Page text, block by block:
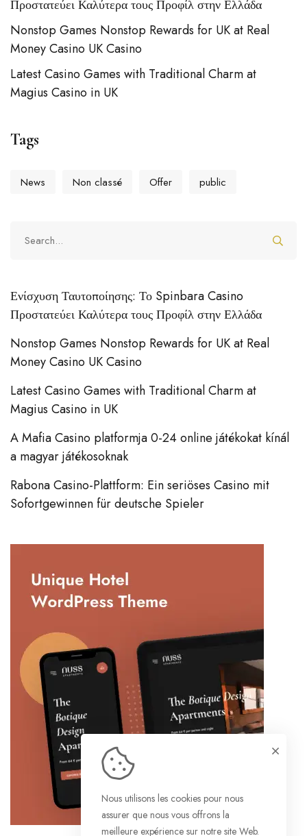
Προστατεύει Καλύτερα τους Προφίλ στην Ελλάδα
Nonstop Games Nonstop Rewards for UK at Real
Money Casino UK Casino
Latest Casino Games with Traditional Charm at
Magius Casino in UK
Tags
News Non classé Offer public
Ενίσχυση Ταυτοποίησης: Το Spinbara Casino
Προστατεύει Καλύτερα τους Προφίλ στην Ελλάδα
Nonstop Games Nonstop Rewards for UK at Real
Money Casino UK Casino
Latest Casino Games with Traditional Charm at
Magius Casino in UK
A Mafia Casino platformja 0-24 online játékokat kínál
a magyar játékosoknak
Rabona Casino-Plattform: Ein seriöses Casino mit
Sofortgewinnen für deutsche Spieler
Nous utilisons les cookies pour nous
assurer que nous vous offrons la
meilleure expérience sur notre site Web.